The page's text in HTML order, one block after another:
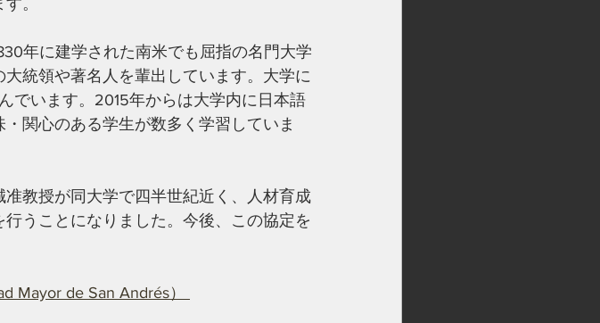
。
年に建学された南米でも屈指の名門大学
統領や著名人を輩出しています。大学に
でいます。2015年からは大学内に日本語
関心のある学生が数多く学習していま
教授が同大学で四半世紀近く、人材育成
うことになりました。今後、この協定を
Mayor de San Andrés）